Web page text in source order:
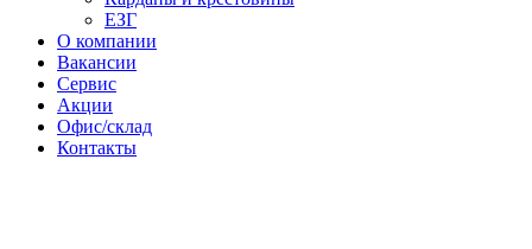
ЕЗГ
О компании
Вакансии
Сервис
Акции
Офис/склад
Контакты